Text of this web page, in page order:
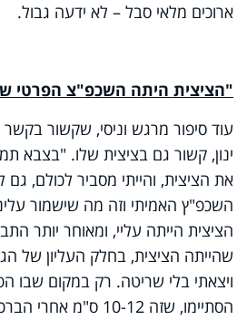
ארוכים מלאי סבל – לא ידעה גבול.
"הציצית היתה השכפ"צ הפרטי
עוד סיפור מרגש וניסי, שקשור
ינון, קשור גם בציצית שלו. "בצבא
את הציצית, והייתי מסביר לכולם,
השכפ"ץ האמיתי וזה מה שישמור
הציצית הייתה עליי, ומאוחר יותר
שהייתה הציצית, בחלק העליון של
ויצאתי בלי שריטה. רק במקום שבו
הסתיימו, שזה 10-12